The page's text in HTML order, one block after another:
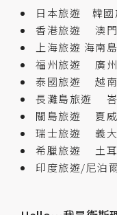
日本旅遊
韓國
香港旅遊
澳
上海旅遊 海南
福州旅遊
廣
泰國旅遊
越
長灘島旅遊
關島旅遊
夏
瑞士旅遊
義
希臘旅遊
土
印度旅遊/尼泊